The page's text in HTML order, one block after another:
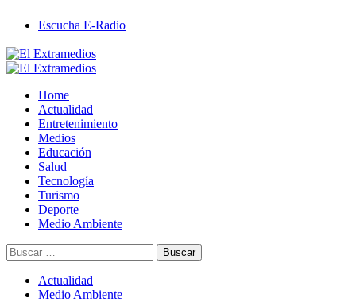
contenido
Escucha E-Radio
Primary
Home
Actualidad
Entretenimiento
Medios
Educación
Salud
Tecnología
Turismo
Deporte
Medio Ambiente
Buscar:
Actualidad
Medio Ambiente